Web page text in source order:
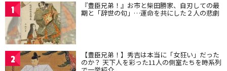
1 『豊臣兄弟！』お市と柴田勝家、自刃しての最
期と「辞世の句」…運命を共にした２人の悲劇
2 【豊臣兄弟！】秀吉は本当に「女狂い」だった
のか？ 天下人を彩った11人の側室たちを時系列